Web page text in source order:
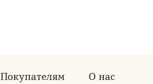
Покупателям О нас